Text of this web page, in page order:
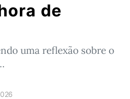
de
uma reflexão sobre o